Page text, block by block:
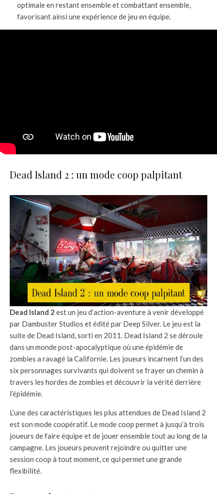
optimale en restant ensemble et combattant ensemble,
favorisant ainsi une expérience de jeu en équipe.
Dead Island 2 : un mode coop palpitant
Dead Island 2 est un jeu d’action-aventure à venir développé
par Dambuster Studios et édité par Deep Silver. Le jeu est la
suite de Dead Island, sorti en 2011. Dead Island 2 se déroule
dans un monde post-apocalyptique où une épidémie de
zombies a ravagé la Californie. Les joueurs incarnent l’un des
six personnages survivants qui doivent se frayer un chemin à
travers les hordes de zombies et découvrir la vérité derrière
l’épidémie.
L’une des caractéristiques les plus attendues de Dead Island 2
est son mode coopératif. Le mode coop permet à jusqu’à trois
joueurs de faire équipe et de jouer ensemble tout au long de la
campagne. Les joueurs peuvent rejoindre ou quitter une
session coop à tout moment, ce qui permet une grande
flexibilité.